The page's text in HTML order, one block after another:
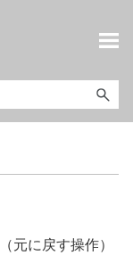
元に戻す操作）